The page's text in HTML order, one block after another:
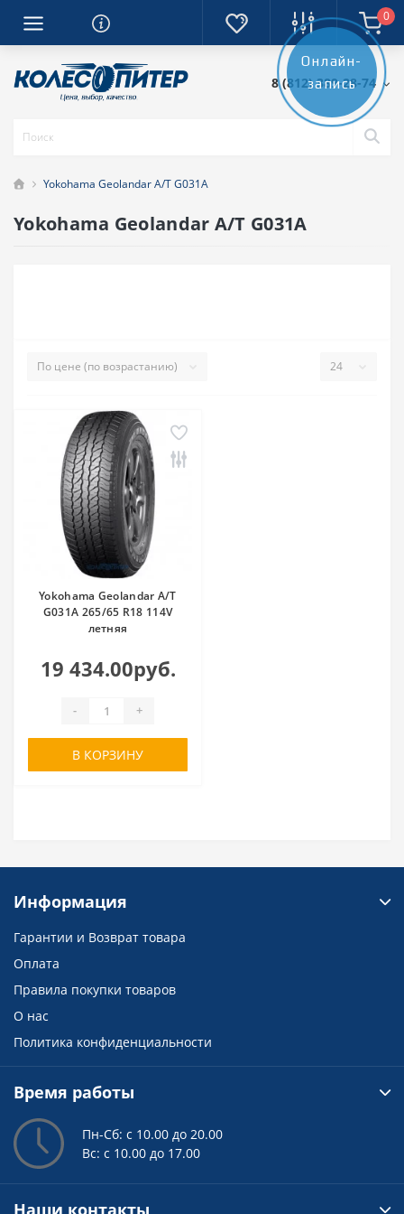
0
8 (812) 389-28-74
Yokohama Geolandar A/T G031A
Yokohama Geolandar A/T G031A
Yokohama Geolandar A/T
G031A 265/65 R18 114V
летняя
19 434.00руб.
- +
В КОРЗИНУ
Онлайн-
запись
Информация
Гарантии и Возврат товара
Оплата
Правила покупки товаров
О нас
Политика конфиденциальности
Время работы
Пн-Сб: с 10.00 до 20.00
Вс: с 10.00 до 17.00
Наши контакты